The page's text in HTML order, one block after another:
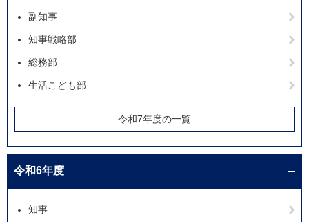
副知事
知事戦略部
総務部
生活こども部
令和7年度の一覧
令和6年度
知事